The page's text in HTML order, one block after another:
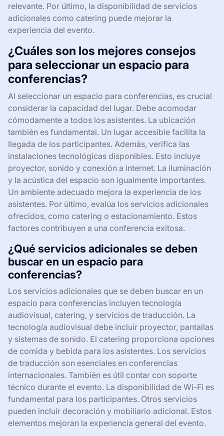
relevante. Por último, la disponibilidad de servicios
adicionales como catering puede mejorar la
experiencia del evento.
¿Cuáles son los mejores consejos
para seleccionar un espacio para
conferencias?
Al seleccionar un espacio para conferencias, es crucial
considerar la capacidad del lugar. Debe acomodar
cómodamente a todos los asistentes. La ubicación
también es fundamental. Un lugar accesible facilita la
llegada de los participantes. Además, verifica las
instalaciones tecnológicas disponibles. Esto incluye
proyector, sonido y conexión a internet. La iluminación
y la acústica del espacio son igualmente importantes.
Un ambiente adecuado mejora la experiencia de los
asistentes. Por último, evalúa los servicios adicionales
ofrecidos, como catering o estacionamiento. Estos
factores contribuyen a una conferencia exitosa.
¿Qué servicios adicionales se deben
buscar en un espacio para
conferencias?
Los servicios adicionales que se deben buscar en un
espacio para conferencias incluyen tecnología
audiovisual, catering, y servicios de traducción. La
tecnología audiovisual debe incluir proyector, pantallas
y sistemas de sonido. El catering proporciona opciones
de comida y bebida para los asistentes. Los servicios
de traducción son esenciales en conferencias
internacionales. También es útil contar con soporte
técnico durante el evento. La disponibilidad de Wi-Fi es
fundamental para los participantes. Otros servicios
pueden incluir decoración y mobiliario adicional. Estos
elementos mejoran la experiencia general del evento.